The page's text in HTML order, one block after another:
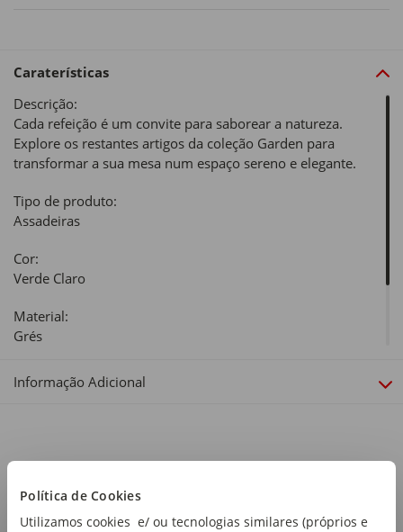
Política de Cookies
Utilizamos cookies e/ ou tecnologias similares (próprios e
Caraterísticas
Descrição:
Cada refeição é um convite para saborear a natureza.
Explore os restantes artigos da coleção Garden para
transformar a sua mesa num espaço sereno e elegante.
Tipo de produto:
Assadeiras
Cor:
Verde Claro
Material:
Grés
Coleção:
Informação Adicional